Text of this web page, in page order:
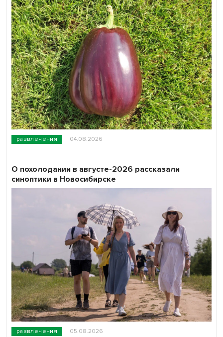
развлечения 04.08.2026
развлечения 05.08.2026
О похолодании в августе-2026 рассказали
синоптики в Новосибирске